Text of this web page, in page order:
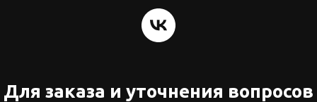
Для заказа и уточнения вопросов